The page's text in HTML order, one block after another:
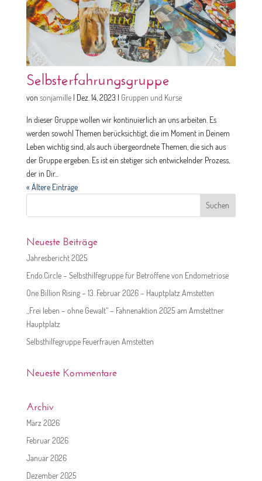
Selbsterfahrungsgruppe
vonsonjamille| Dez. 14, 2023| Gruppen und Kurse
In dieser Gruppe wollen wir kontinuierlich an uns arbeiten. Es
werden sowohl Themen berücksichtigt, die im Moment in Deinem
Leben wichtig sind, als auch übergeordnete Themen, die sich aus
der Gruppe ergeben. Es ist ein stetiger sich entwickelnder Prozess,
der in Dir...
« Ältere Einträge
Neueste Beiträge
Jahresbericht 2025
Endo.Circle – Selbsthilfegruppe für Betroffene von Endometriose
One Billion Rising – 13. Februar 2026 – Hauptplatz Amstetten
„Frei leben – ohne Gewalt“ – Fahnenaktion 2025 am Amstettner
Hauptplatz
Selbsthilfegruppe Feuerfrauen Amstetten
Neueste Kommentare
Archiv
März 2026
Februar 2026
Januar 2026
Dezember 2025